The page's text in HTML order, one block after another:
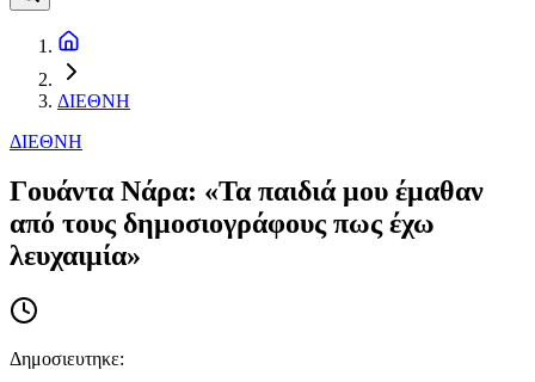
ΔΙΕΘΝΗ
ΔΙΕΘΝΗ
Γουάντα Νάρα: «Τα παιδιά μου έμαθαν
από τους δημοσιογράφους πως έχω
λευχαιμία»
Δημοσιευτηκε: